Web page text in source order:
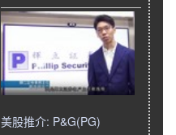
美股推介: P&G(PG)